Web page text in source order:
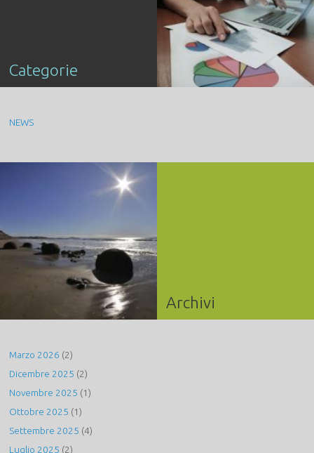
Categorie
NEWS
Archivi
Marzo 2026 (2)
Dicembre 2025 (2)
Novembre 2025 (1)
Ottobre 2025 (1)
Settembre 2025 (4)
Luglio 2025 (2)